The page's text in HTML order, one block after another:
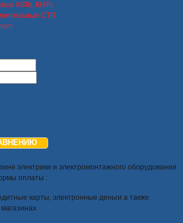
КВТп, КНТп
СТП
электрики и электромонтажного оборудования
оплаты :
карты, электронные деньги а также